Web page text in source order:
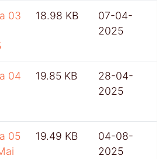
03
18.98 KB
07-04-
2025
04
19.85 KB
28-04-
2025
05
19.49 KB
04-08-
2025